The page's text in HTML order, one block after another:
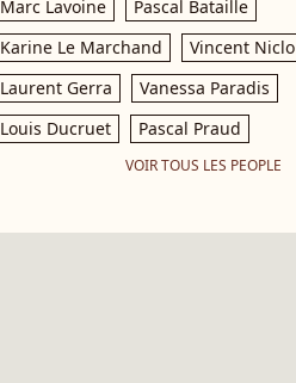
Marc Lavoine
Pascal Bataille
Karine Le Marchand
Vincent Niclo
Laurent Gerra
Vanessa Paradis
Louis Ducruet
Pascal Praud
VOIR TOUS LES PEOPLE